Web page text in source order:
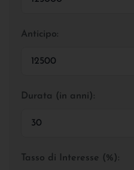
Anticipo:
Durata (in anni):
Tasso di Interesse (%):